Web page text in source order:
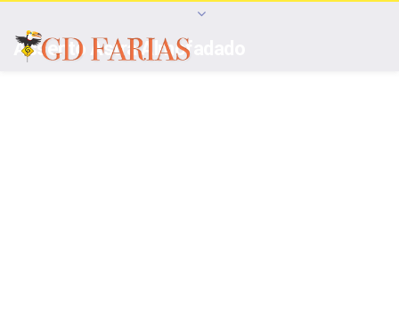
Assento Astra Almofadado